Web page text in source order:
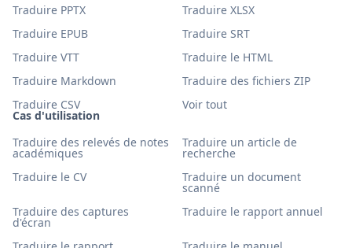
Cas d'utilisation
Traduire des relevés de notes
académiques
Traduire un article de
recherche
Traduire le CV
Traduire un document
scanné
Traduire des captures
d'écran
Traduire le rapport annuel
Traduire PPTX
Traduire XLSX
Traduire EPUB
Traduire SRT
Traduire VTT
Traduire le HTML
Traduire Markdown
Traduire des fichiers ZIP
Traduire CSV
Voir tout